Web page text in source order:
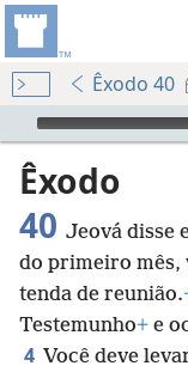
Êxodo 40
Audio Player
Êxodo
40 Jeová disse
do primeiro mês,
tenda de reunião.
Testemunho+ e
4 Você deve